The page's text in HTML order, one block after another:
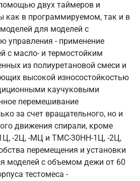
двух таймеров и
как в программируемом, так и в
для моделей с
управления - применение
с масло- и термостойким
из полиуретановой смеси и
высокой износостойкостью
каучуковыми
перемешивание
за счет вращательного, но и
движения спирали, кроме
-2Ц, -МЦ и ТМС-30НН-1Ц, -2Ц,
перемещения и установки
моделей с объемом дежи от 60
тестомеса -